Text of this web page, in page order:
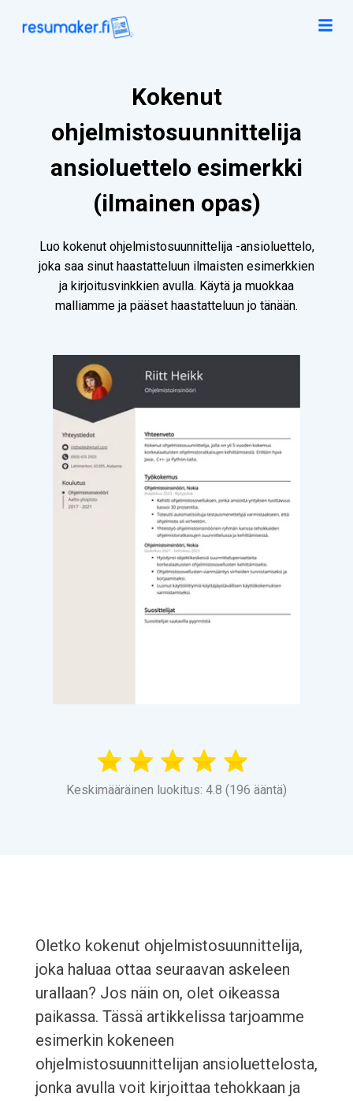
Kokenut
ohjelmistosuunnittelija
ansioluettelo esimerkki
(ilmainen opas)
Luo kokenut ohjelmistosuunnittelija -ansioluettelo,
joka saa sinut haastatteluun ilmaisten esimerkkien
ja kirjoitusvinkkien avulla. Käytä ja muokkaa
malliamme ja pääset haastatteluun jo tänään.
Keskimääräinen luokitus: 4.8 (196 ääntä)
Oletko kokenut ohjelmistosuunnittelija,
joka haluaa ottaa seuraavan askeleen
urallaan? Jos näin on, olet oikeassa
paikassa. Tässä artikkelissa tarjoamme
esimerkin kokeneen
ohjelmistosuunnittelijan ansioluettelosta,
jonka avulla voit kirjoittaa tehokkaan ja